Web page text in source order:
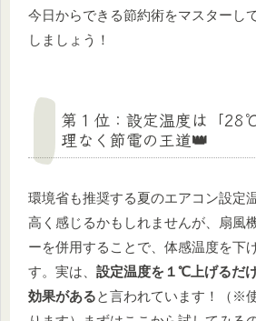
今日からできる節約術をマスターし
しましょう！
第１位：設定温度は「
理なく節電の王道👑
環境省も推奨する夏のエアコン設定
高く感じるかもしれませんが、扇風
ーを併用することで、体感温度を下
す。実は、 設定温度を１℃上げるだ
効果があると言われています！（※